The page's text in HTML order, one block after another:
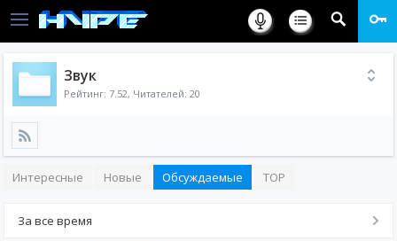
Звук
Рейтинг: 7.52, Читателей: 20
Интересные Новые Обсуждаемые TOP
За все время